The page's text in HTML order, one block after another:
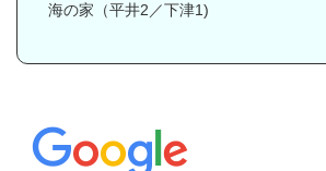
海の家（平井2／下津1)